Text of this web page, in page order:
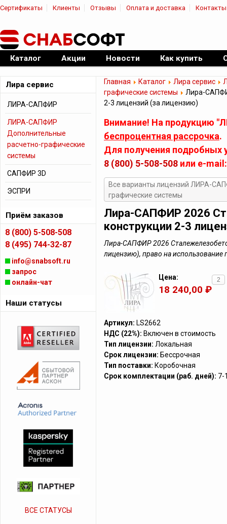
Сертификаты Клиенты Отзывы Оплата и доставка Контакты
Официальный дилер ПО
Каталог Акции Новости Как купить
Главная Каталог Лира сервис
графические системы
Лира-
2-3 лицензий (за лицензию)
Внимание! На продукцию
беспроцентная рассрочка.
Для получения подробных
8 (800) 5-508-508 или e-
Все варианты лицензий ЛИРА-
графические системы
Лира-САПФИР 2026
конструкции 2-3
Лира-САПФИР 2026
лицензию), право на
Цена:
18 240,00 ₽
Артикул: LS2662
НДС (22%): Включен в стоимость
Тип лицензии: Локальная
Срок лицензии: Бессрочная
Тип поставки: Коробочная
Срок комплектации (раб. дней): 7-
Лира сервис
ЛИРА-САПФИР
ЛИРА-САПФИР
Дополнительные
расчетно-графические
системы
САПФИР 3D
ЭСПРИ
Приём заказов
8 (800) 5-508-508
8 (495) 744-32-87
info@snabsoft.ru
запрос
онлайн-чат
Наши статусы
ВСЕ СТАТУСЫ